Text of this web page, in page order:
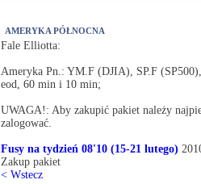
AMERYKA PÓŁNOCNA
Fale Elliotta:
Ameryka Pn.: YM.F (DJIA), SP.F
eod, 60 min i 10 min;
UWAGA!: Aby zakupić pakiet należy
zalogować.
Fusy na tydzień 08'10 (15-21 lutego)
Zakup pakiet
< Wstecz